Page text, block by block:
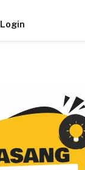
Login